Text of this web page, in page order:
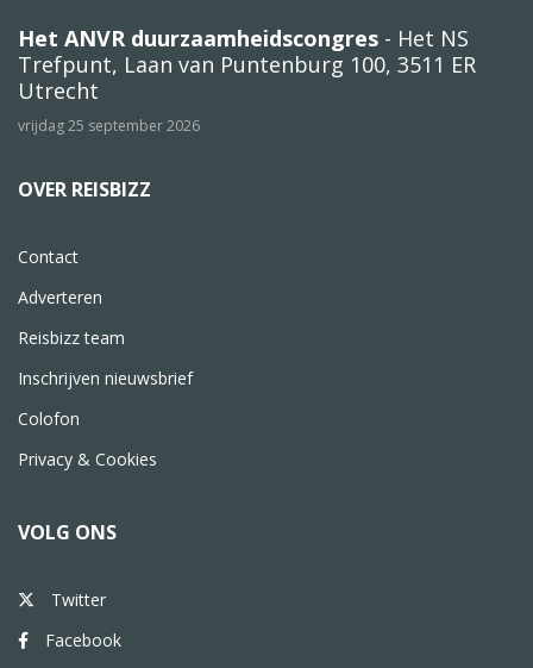
Het ANVR duurzaamheidscongres - Het NS
Trefpunt, Laan van Puntenburg 100, 3511 ER
Utrecht
vrijdag 25 september 2026
OVER REISBIZZ
Contact
Adverteren
Reisbizz team
Inschrijven nieuwsbrief
Colofon
Privacy & Cookies
VOLG ONS
Twitter
Facebook